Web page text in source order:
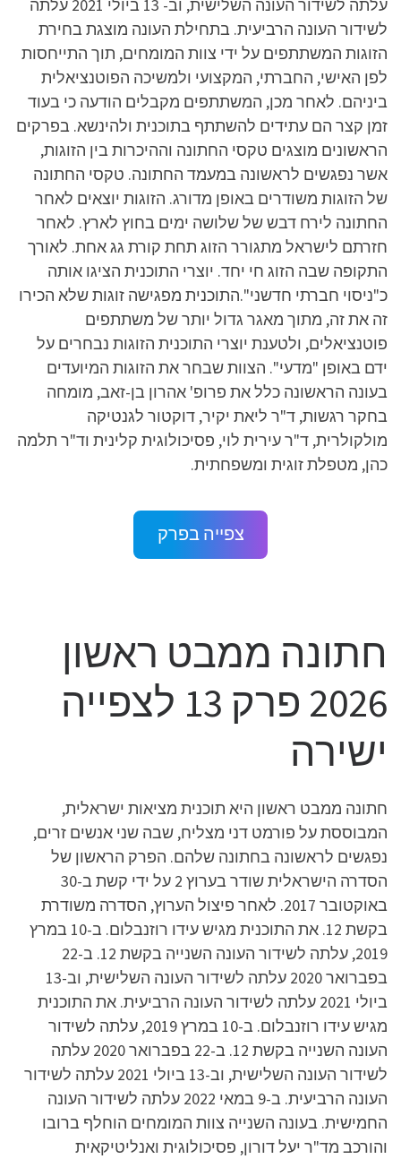
עלתה לשידור העונה השלישית, וב- 13 ביולי 2021 עלתה
לשידור העונה הרביעית. בתחילת העונה מוצגת בחירת
הזוגות המשתתפים על ידי צוות המומחים, תוך התייחסות
לפן האישי, החברתי, המקצועי ולמשיכה הפוטנציאלית
ביניהם. לאחר מכן, המשתתפים מקבלים הודעה כי בעוד
זמן קצר הם עתידים להשתתף בתוכנית ולהינשא. בפרקים
הראשונים מוצגים טקסי החתונה וההיכרות בין הזוגות,
אשר נפגשים לראשונה במעמד החתונה. טקסי החתונה
של הזוגות משודרים באופן מדורג. הזוגות יוצאים לאחר
החתונה לירח דבש של שלושה ימים בחוץ לארץ. לאחר
חזרתם לישראל מתגורר הזוג תחת קורת גג אחת. לאורך
התקופה שבה הזוג חי יחד. יוצרי התוכנית הציגו אותה
כ"ניסוי חברתי חדשני".התוכנית מפגישה זוגות שלא הכירו
זה את זה, מתוך מאגר גדול יותר של משתתפים
פוטנציאלים, ולטענת יוצרי התוכנית הזוגות נבחרים על
ידם באופן "מדעי". הצוות שבחר את הזוגות המיועדים
בעונה הראשונה כלל את פרופ' אהרון בן-זאב, מומחה
בחקר רגשות, ד"ר ליאת יקיר, דוקטור לגנטיקה
מולקולרית, ד"ר עירית לוי, פסיכולוגית קלינית וד"ר תלמה
כהן, מטפלת זוגית ומשפחתית.
צפייה בפרק
חתונה ממבט ראשון
2026 פרק 13 לצפייה
ישירה
חתונה ממבט ראשון היא תוכנית מציאות ישראלית,
המבוססת על פורמט דני מצליח, שבה שני אנשים זרים,
נפגשים לראשונה בחתונה שלהם. הפרק הראשון של
הסדרה הישראלית שודר בערוץ 2 על ידי קשת ב-30
באוקטובר 2017. לאחר פיצול הערוץ, הסדרה משודרת
בקשת 12. את התוכנית מגיש עידו רוזנבלום. ב-10 במרץ
2019, עלתה לשידור העונה השנייה בקשת 12. ב-22
בפברואר 2020 עלתה לשידור העונה השלישית, וב-13
ביולי 2021 עלתה לשידור העונה הרביעית. את התוכנית
מגיש עידו רוזנבלום. ב-10 במרץ 2019, עלתה לשידור
העונה השנייה בקשת 12. ב-22 בפברואר 2020 עלתה
לשידור העונה השלישית, וב-13 ביולי 2021 עלתה לשידור
העונה הרביעית. ב-9 במאי 2022 עלתה לשידור העונה
החמישית. בעונה השנייה צוות המומחים הוחלף ברובו
והורכב מד"ר יעל דורון, פסיכולוגית ואנליטיקאית